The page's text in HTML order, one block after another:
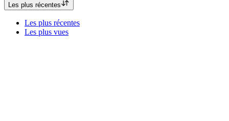
Les plus récentes
Les plus récentes
Les plus vues